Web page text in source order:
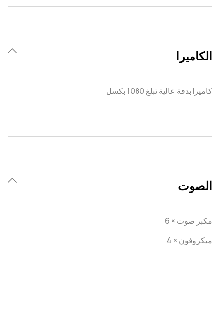
الكاميرا
كاميرا بدقة عالية تبلغ 1080 بكسل
الصوت
مكبر صوت × 6
ميكروفون × 4